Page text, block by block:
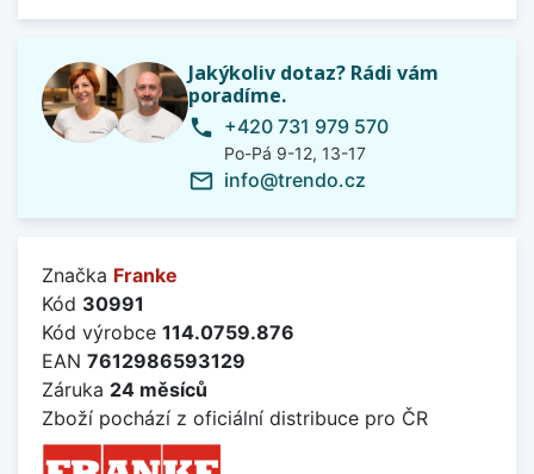
Jakýkoliv dotaz? Rádi vám
poradíme.
phone +420 731 979 570
Po-Pá 9-12, 13-17
mail_outline info@trendo.cz
Značka Franke
Kód 30991
Kód výrobce 114.0759.876
EAN 7612986593129
Záruka 24 měsíců
Zboží pochází z oficiální distribuce pro ČR